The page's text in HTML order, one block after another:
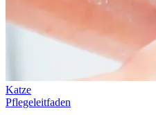
Katze
Pflegeleitfaden